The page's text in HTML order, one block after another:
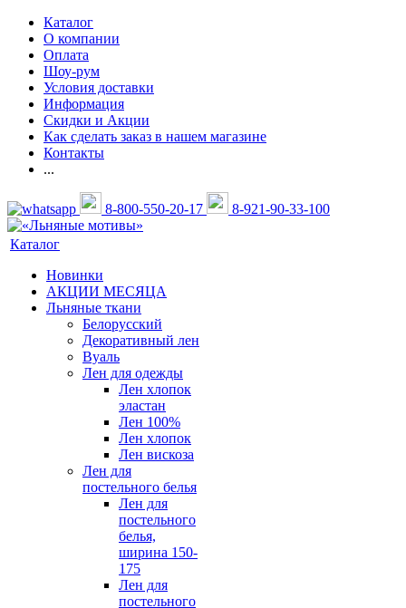
Каталог
О компании
Оплата
Шоу-рум
Условия доставки
Информация
Скидки и Акции
Как сделать заказ в нашем магазине
Контакты
...
8-800-550-20-17 8-921-90-33-100
Каталог
Новинки
АКЦИИ МЕСЯЦА
Льняные ткани
Белорусский
Декоративный лен
Вуаль
Лен для одежды
Лен хлопок
эластан
Лен 100%
Лен хлопок
Лен вискоза
Лен для
постельного белья
Лен для
постельного
белья,
ширина 150-
175
Лен для
постельного